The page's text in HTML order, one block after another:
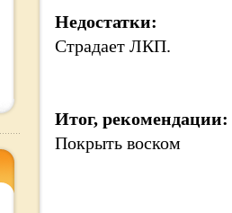
Недостатки:
Страдает ЛКП.
Итог, рекомендации:
Покрыть воском